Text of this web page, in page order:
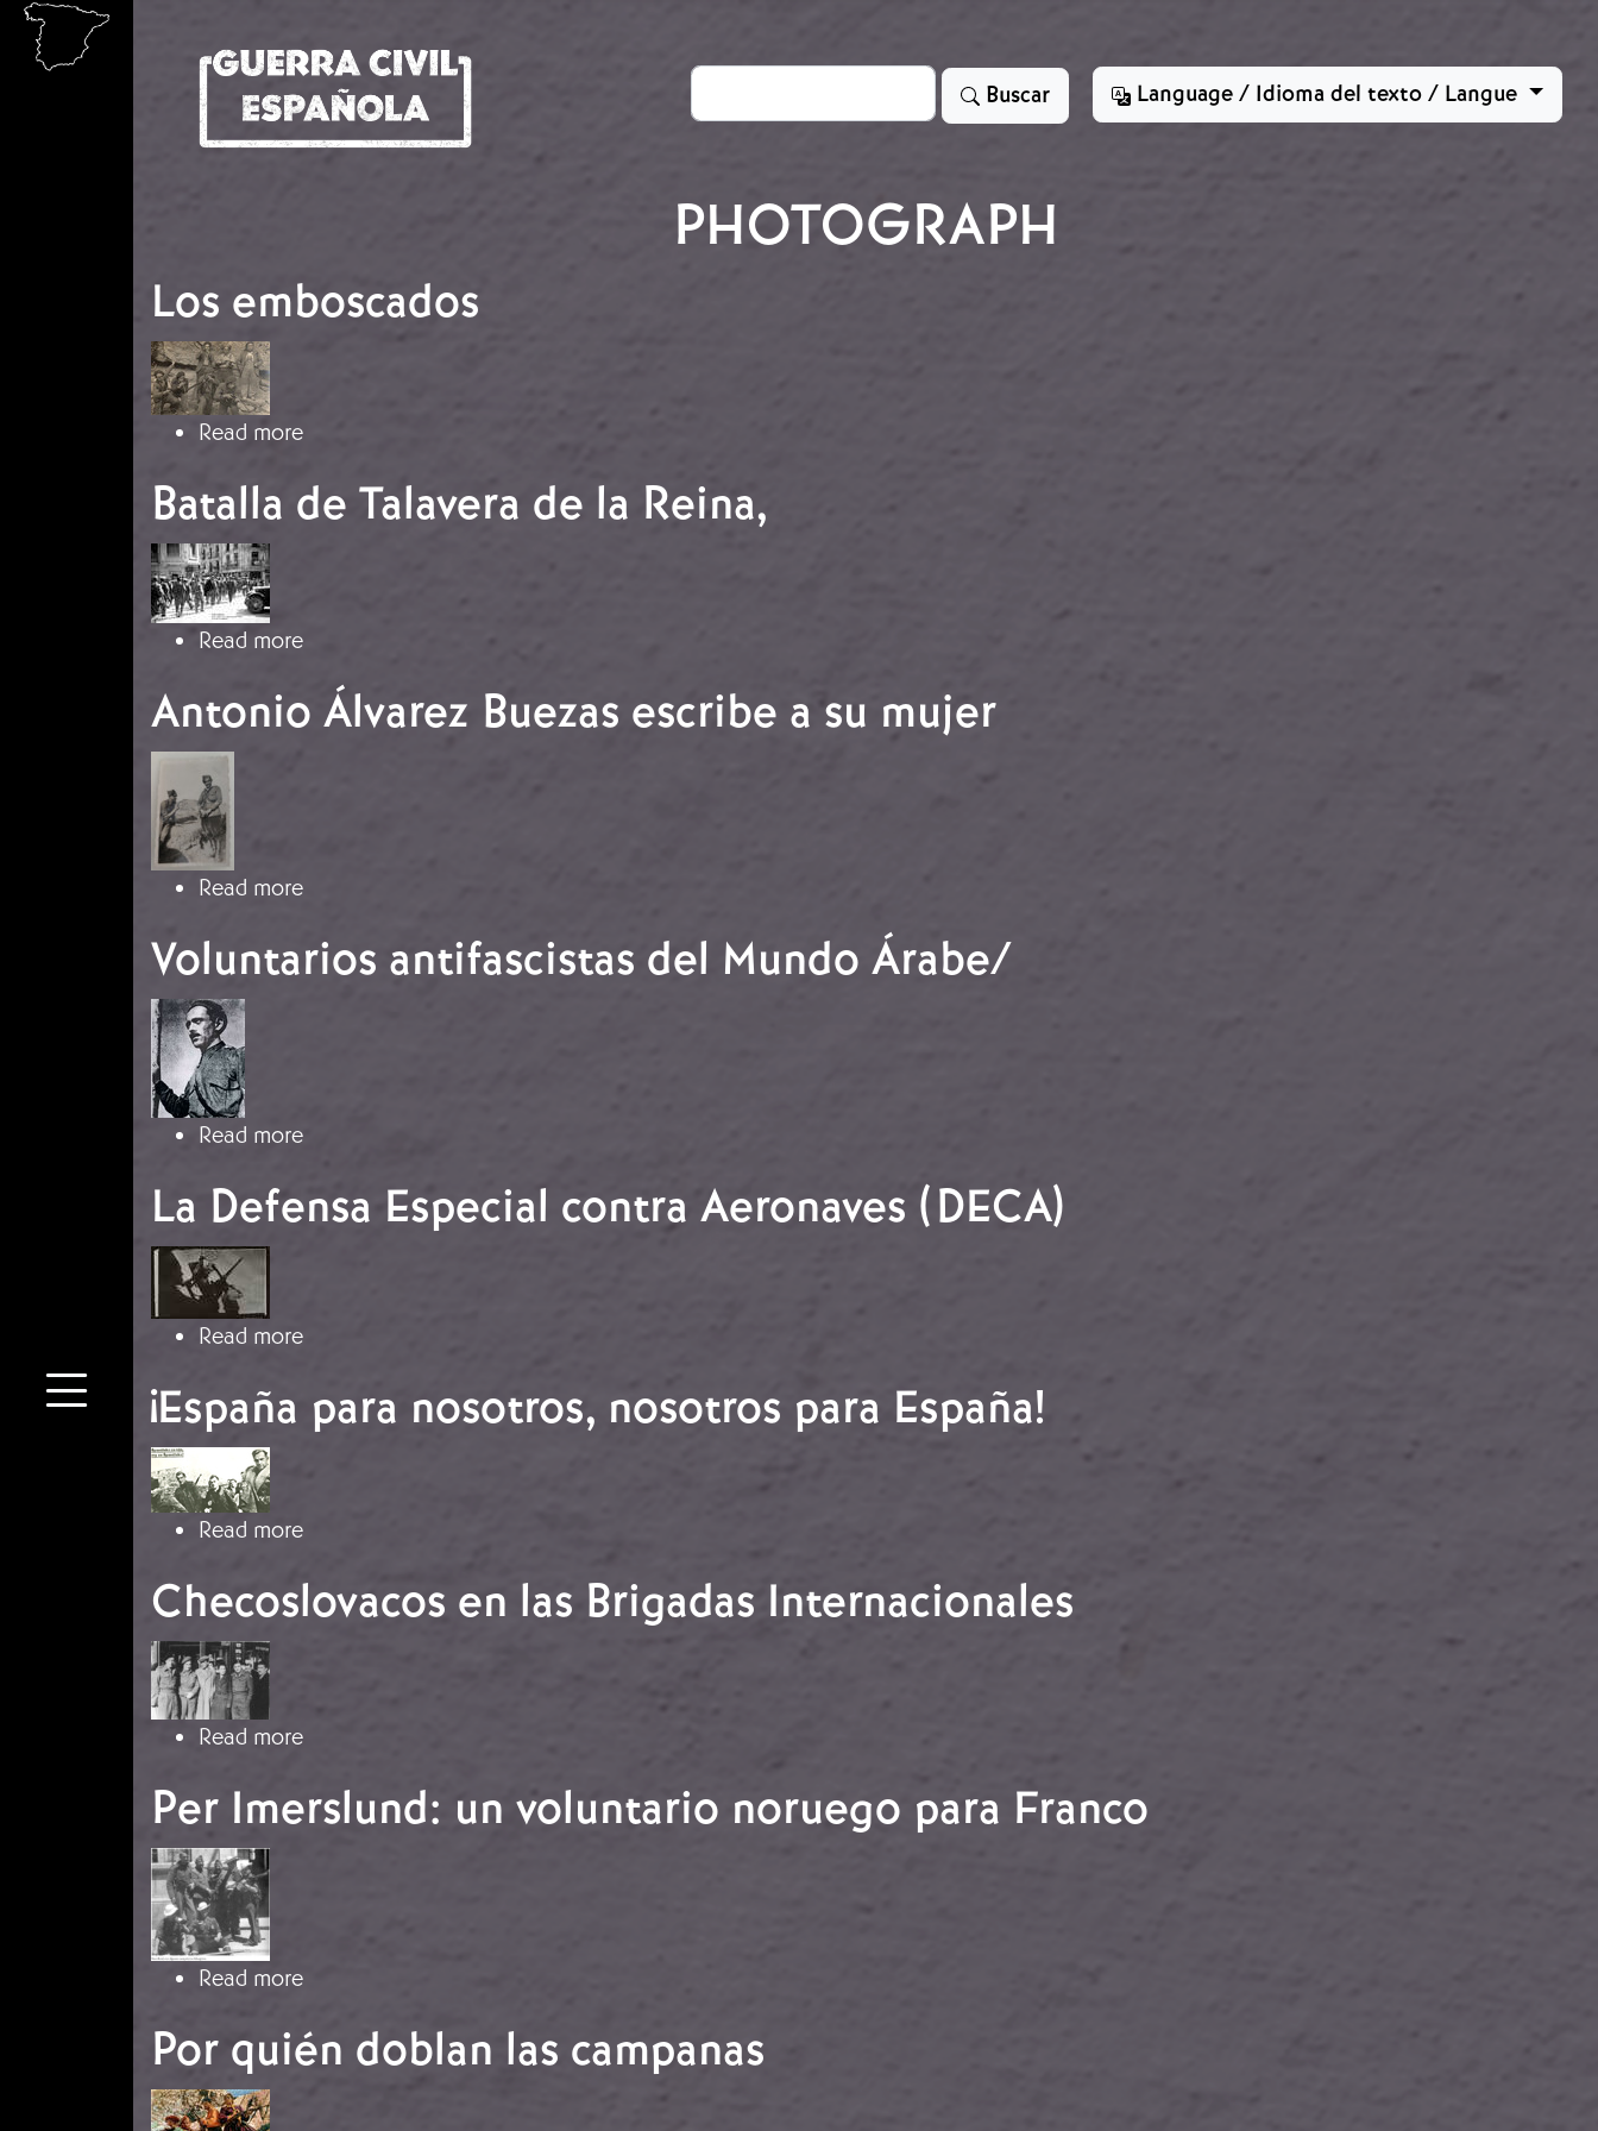
Skip to main content
Search Buscar Language / Idioma del texto / Langue
PHOTOGRAPH
Los emboscados
Image
Read moreabout Los emboscados
Batalla de Talavera de la Reina,
Image
Read moreabout Batalla de Talavera de la Reina,
Antonio Álvarez Buezas escribe a su mujer
Image
Read moreabout Antonio Álvarez Buezas escribe a su mujer
Voluntarios antifascistas del Mundo Árabe/
Image
Read moreabout Voluntarios antifascistas del Mundo Árabe/
La Defensa Especial contra Aeronaves (DECA)
Image
Read moreabout La Defensa Especial contra Aeronaves (DECA)
¡España para nosotros, nosotros para España!
Image
Read moreabout ¡España para nosotros, nosotros para España!
Checoslovacos en las Brigadas Internacionales
Image
Read moreabout Checoslovacos en las Brigadas Internacionales
Per Imerslund: un voluntario noruego para Franco
Image
Read moreabout Per Imerslund: un voluntario noruego para Franco
Por quién doblan las campanas
Image